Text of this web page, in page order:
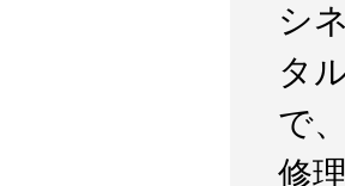
シ
タ
で
修